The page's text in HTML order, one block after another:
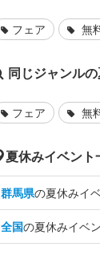
フェア 無
同じジャンル
フェア 無
夏休みイベント
群馬県の夏休みイ
全国の夏休みイベ